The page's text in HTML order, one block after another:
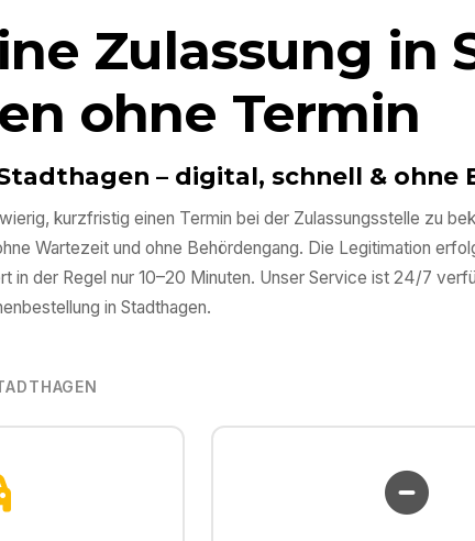
Zulassung in
ohne Termin
– digital, schnell & ohne
kurzfristig einen Termin bei der Zulassungsstelle zu
Wartezeit und ohne Behördengang. Die Legitimation
in der Regel nur 10–20 Minuten. Unser Service ist 24/7
in Stadthagen.